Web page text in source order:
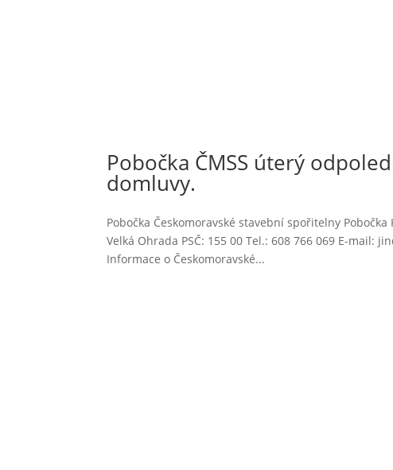
Pobočka ČMSS úterý
domluvy.
Pobočka Českomoravské stavební spořitelny
Velká Ohrada PSČ: 155 00 Tel.: 608 766 069 E-mail:
Informace o Českomoravské...